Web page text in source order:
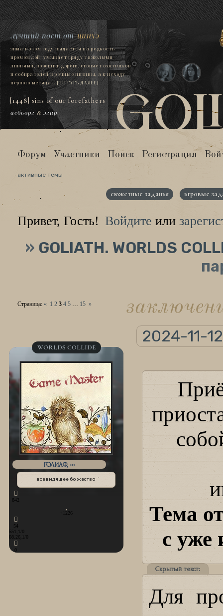
[1448] sins of our forefathers
асбьорг & эгир
лучший пост отцинхэ
зима в этом году выдается на редкость
промозглой: умывает гряду тяжелыми
ливнями, ворошит дороги, сгоняет охотников
и собирателей в речные низины, а к исходу
первого месяца...[ЧИТАТЬ ДАЛЕЕ]
Форум Участники Поиск Регистрация
активные темы
сюжетные задания игровые
Привет, Гость! Войдите или
» GOLIATH. WORLDS
Страница: « 1 2 3 4 5 … 15 »
2024-11-
WORLDS COLLIDE
ГОЛИАФ, ∞
всевидящее божество
842
+1226
54
551,1/0
08.26,1/0
Тема
с уже
Скрытый текст:
Для